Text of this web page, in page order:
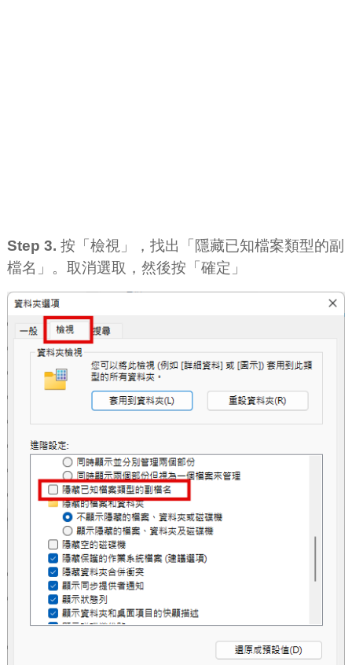
Step 3. 按「檢視」，找出「隱藏已知檔案類型的副
檔名」。取消選取，然後按「確定」